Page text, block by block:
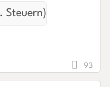
Steuern)
93